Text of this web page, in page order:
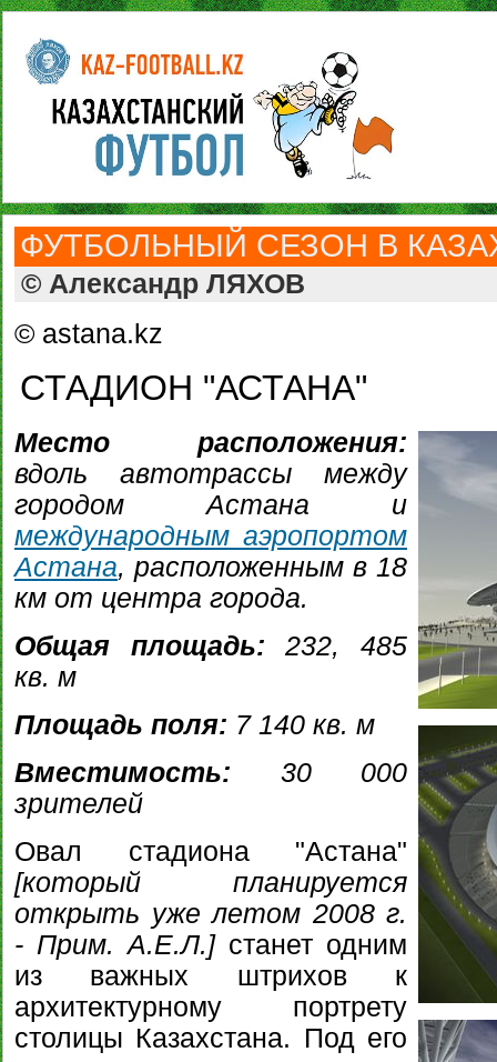
ФУТБОЛЬНЫЙ СЕЗОН В
© Александр ЛЯХОВ
© astana.kz
СТАДИОН "АСТАНА"
Место расположения:
вдоль автотрассы между
городом Астана и
международным аэропортом
Астана, расположенным в 18
км от центра города.
Общая площадь: 232, 485
кв. м
Площадь поля: 7 140 кв. м
Вместимость: 30 000
зрителей
Овал стадиона "Астана"
[который планируется
открыть уже летом 2008 г.
- Прим. А.Е.Л.]станет одним
из важных штрихов к
архитектурному портрету
столицы Казахстана. Под его